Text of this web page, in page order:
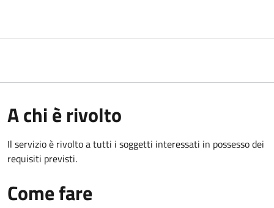
A chi è rivolto
Il servizio è rivolto a tutti i soggetti interessati in possesso dei
requisiti previsti.
Come fare